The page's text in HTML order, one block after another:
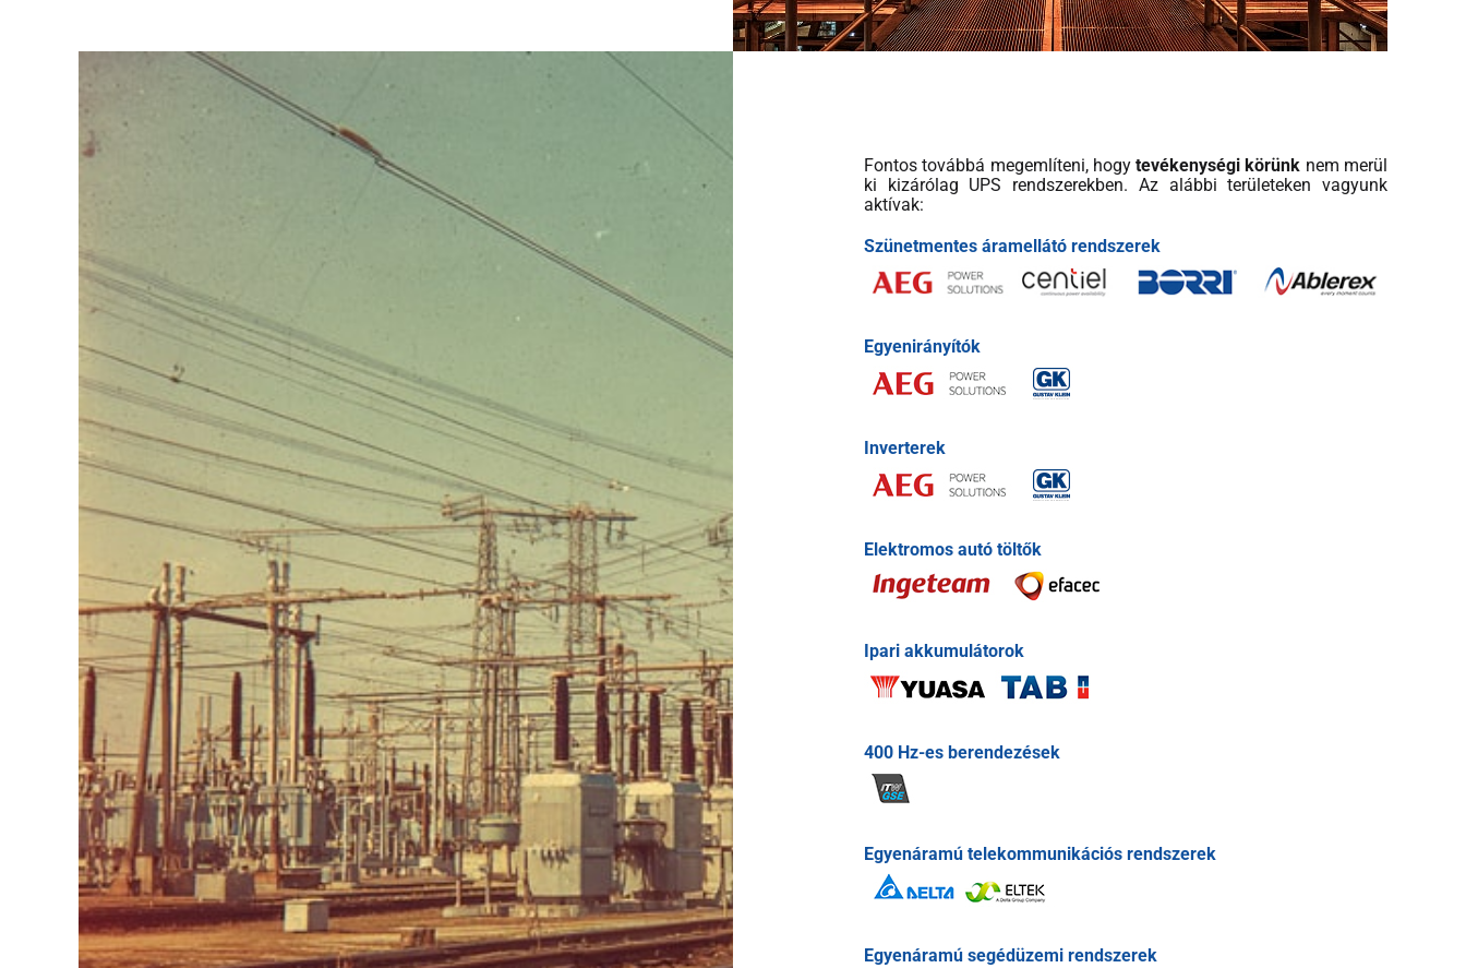
Fontos továbbá megemlíteni, hogytevékenységi körünk nem merül
ki kizárólag UPS rendszerekben. Az alábbi területeken vagyunk
aktívak:
Szünetmentes áramellátó rendszerek
Egyenirányítók
Inverterek
Elektromos autó töltők
Ipari akkumulátorok
400 Hz-es berendezések
Egyenáramú telekommunikációs rendszerek
Egyenáramú segédüzemi rendszerek